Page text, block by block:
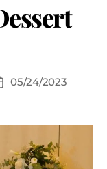
05/24/2023